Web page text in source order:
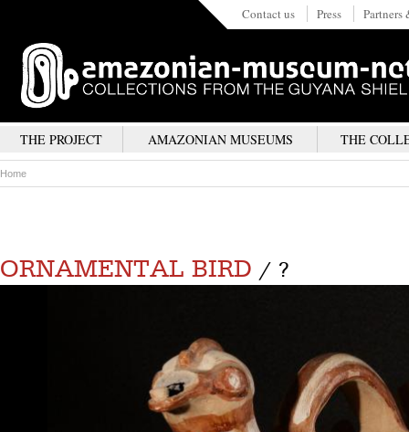
Contact us Press
THE PROJECT AMAZONIAN MUSEUMS THE
Home
ORNAMENTAL BIRD / ?